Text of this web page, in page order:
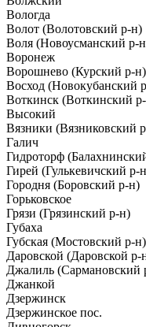
Вологда
Волот (Волотовский р-н)
Воля (Новоусманский р-
Воронеж
Ворошнево (Курский р-н)
Восход (Новокубанский
Воткинск (Воткинский
Высокий
Вязники (Вязниковский
Галич
Гидроторф
Гирей (Гулькевичский р-
Городня (Боровский р-н)
Горьковское
Грязи (Грязинский р-н)
Губаха
Губская (Мостовский р-н)
Даровской (Даровской р-
Джалиль (Сармановский
Джанкой
Дзержинск
Дзержинское пос.